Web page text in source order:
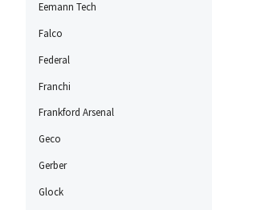
Eemann Tech
Falco
Federal
Franchi
Frankford Arsenal
Geco
Gerber
Glock